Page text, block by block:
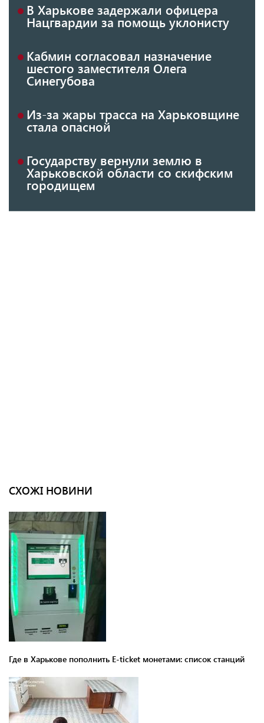
В Харькове задержали офицера
Нацгвардии за помощь уклонисту
Кабмин согласовал назначение
шестого заместителя Олега
Синегубова
Из-за жары трасса на Харьковщине
стала опасной
Государству вернули землю в
Харьковской области со скифским
городищем
СХОЖІ НОВИНИ
Где в Харькове пополнить E-ticket монетами: список станций